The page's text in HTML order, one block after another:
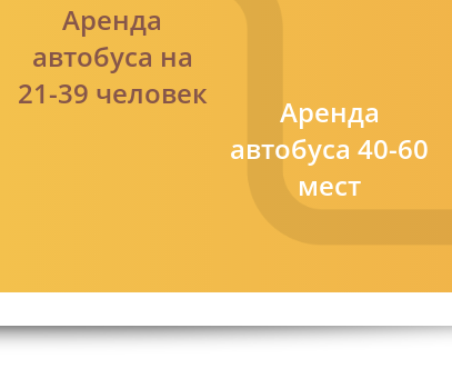
Аренда
автобуса на
21-39 человек
Аренда
автобуса 40-60
мест